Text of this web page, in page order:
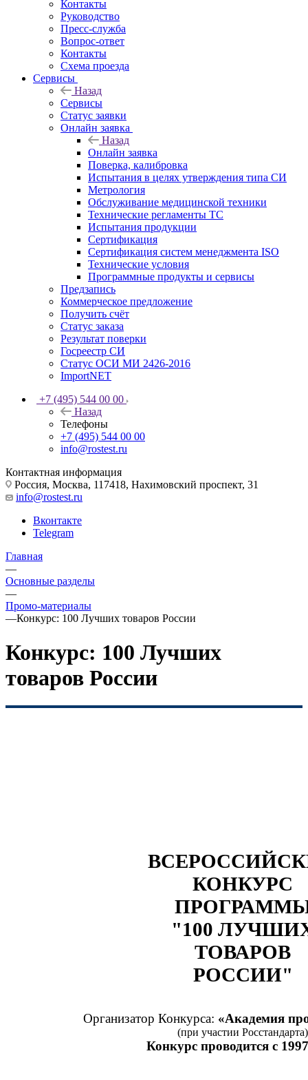
Контакты
Руководство
Пресс-служба
Вопрос-ответ
Контакты
Схема проезда
Сервисы
Назад
Сервисы
Статус заявки
Онлайн заявка
Назад
Онлайн заявка
Поверка, калибровка
Испытания в целях утверждения типа СИ
Метрология
Обслуживание медицинской техники
Технические регламенты ТС
Испытания продукции
Сертификация
Сертификация систем менеджмента ISO
Технические условия
Программные продукты и сервисы
Предзапись
Коммерческое предложение
Получить счёт
Статус заказа
Результат поверки
Госреестр СИ
Статус ОСИ МИ 2426-2016
ImportNET
+7 (495) 544 00 00
Назад
Телефоны
+7 (495) 544 00 00
info@rostest.ru
Контактная информация
Россия, Москва, 117418, Нахимовский проспект, 31
info@rostest.ru
Вконтакте
Telegram
Главная
—
Основные разделы
—
Промо-материалы
—Конкурс: 100 Лучших товаров России
Конкурс: 100 Лучших
товаров России
КОНКУРС
"100
ТОВАРОВ
РОССИИ"
Организатор Конкурса: «Академия
(при участии Росстандарта)
Конкурс проводится с